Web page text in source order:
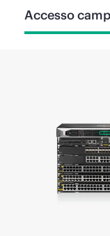
Accesso